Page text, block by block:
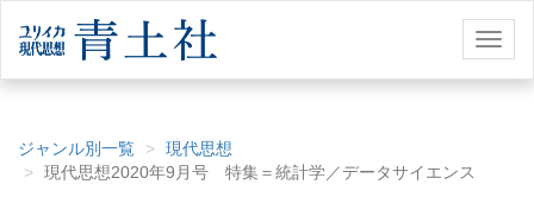
ジャンル別一覧
現代思想
現代思想2020年9月号 特集＝統計学／データサイエンス